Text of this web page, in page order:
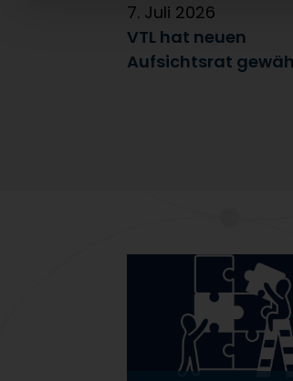
7. Juli 2026
VTL hat neuen
Aufsichtsrat